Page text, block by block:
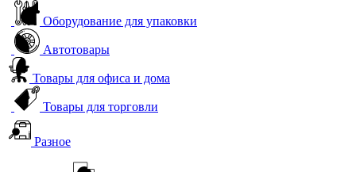
Оборудование для упаковки
Автотовары
Товары для офиса и дома
Товары для торговли
Разное